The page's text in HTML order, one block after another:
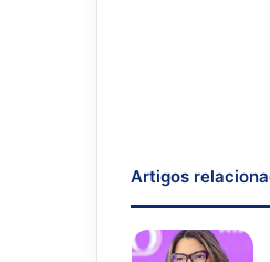
Artigos